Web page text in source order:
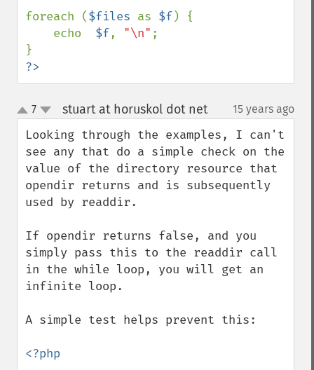
foreach ($files as $f) {
    echo
$f, "\n" ;
?>
up
down
7 stuart at horuskol dot net¶ 15 years ago
Looking through the examples, I can't
see any that do a simple check on the
value of the directory resource that
opendir returns and is subsequently
used by readdir.
If opendir returns false, and you
simply pass this to the readdir call
in the while loop, you will get an
infinite loop.
A simple test helps prevent this:
<?php